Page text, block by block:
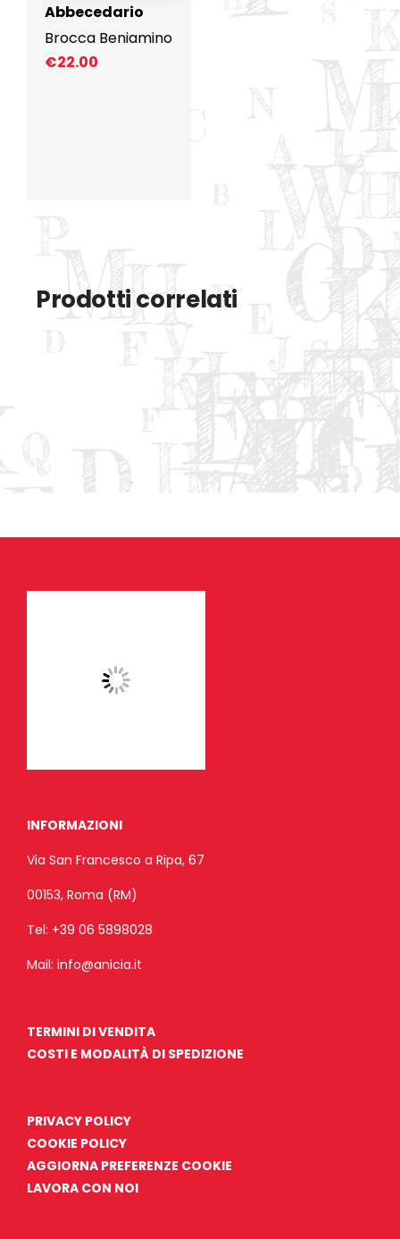
Abbecedario
Brocca Beniamino
€22.00
Prodotti correlati
INFORMAZIONI
Via San Francesco a Ripa, 67
00153, Roma (RM)
Tel: +39 06 5898028
Mail: info@anicia.it
TERMINI DI VENDITA
COSTI E MODALITÀ DI SPEDIZIONE
PRIVACY POLICY
COOKIE POLICY
AGGIORNA PREFERENZE COOKIE
LAVORA CON NOI